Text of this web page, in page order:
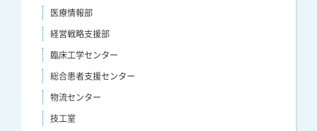
医療情報部
経営戦略支援部
臨床工学センター
総合患者支援センター
物流センター
技工室